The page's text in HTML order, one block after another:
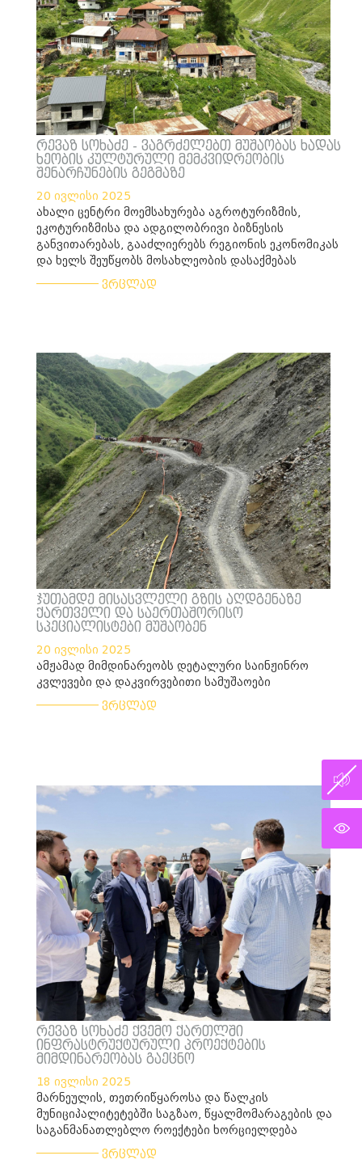
რევაზ სოხაძე - ვაგრძელებთ მუშაობას ხადას
ხეობის კულტურული მემკვიდრეობის
შენარჩუნების გეგმაზე
20 ივლისი 2025
ახალი ცენტრი მოემსახურება აგროტურიზმის,
ეკოტურიზმისა და ადგილობრივი ბიზნესის
განვითარებას, გააძლიერებს რეგიონის ეკონომიკას
და ხელს შეუწყობს მოსახლეობის დასაქმებას
ვრცლად
ჯუთამდე მისასვლელი გზის აღდგენაზე
ქართველი და საერთაშორისო
სპეციალისტები მუშაობენ
20 ივლისი 2025
ამჟამად მიმდინარეობს დეტალური საინჟინრო
კვლევები და დაკვირვებითი სამუშაოები
ვრცლად
რევაზ სოხაძე ქვემო ქართლში
ინფრასტრუქტურული პროექტების
მიმდინარეობას გაეცნო
18 ივლისი 2025
მარნეულის, თეთრიწყაროსა და წალკის
მუნიციპალიტეტებში საგზაო, წყალმომარაგების და
საგანმანათლებლო როექტები ხორციელდება
ვრცლად